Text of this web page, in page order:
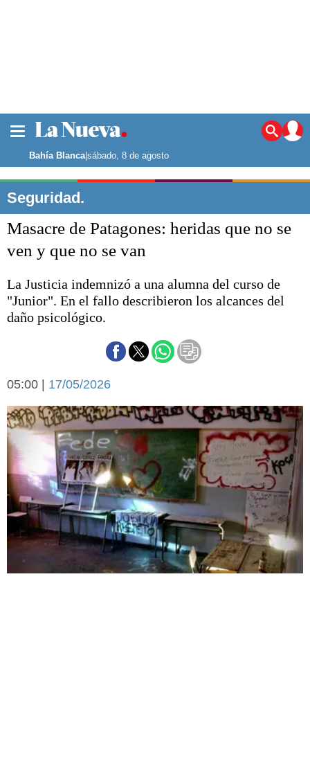
Noticias
La ciudad
Punta Alta
El mundo
Deportes
Escenario Olímpico
Liga del Sur
Federal A
Arte y cultura
Economía y campo
Economía y finanzas
Con el campo
Espacio empresas
Sociedad y tiempo
libre
Sociedad
Tecnología
Turismo
Salud
Es viral
El tiempo
Bahía Blanca|sábado, 8 de agosto
Seguridad.
Masacre de Patagones: heridas que no se
ven y que no se van
La Justicia indemnizó a una alumna del curso de
"Junior". En el fallo describieron los alcances del
daño psicológico.
05:00 | 17/05/2026